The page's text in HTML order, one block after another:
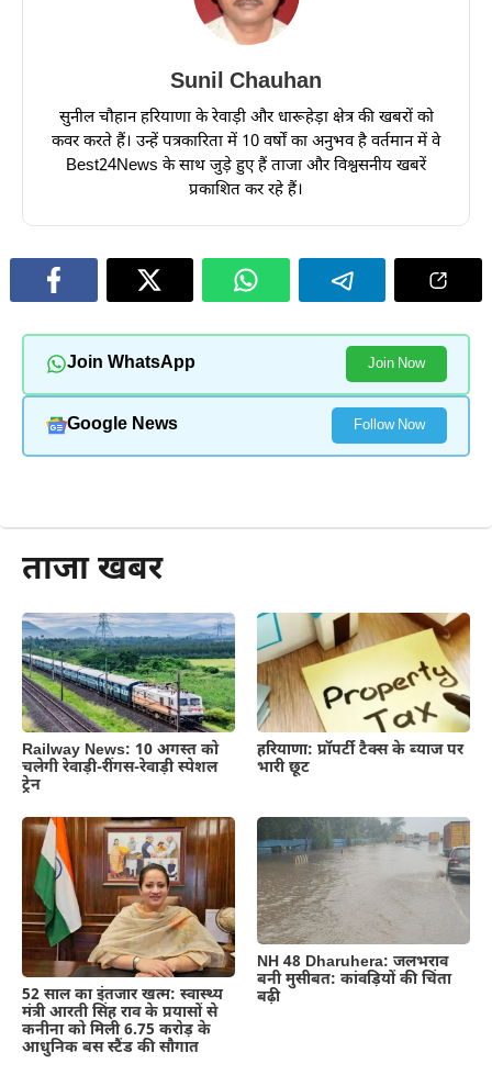
Sunil Chauhan
सुनील चौहान हरियाणा के रेवाड़ी और धारूहेड़ा क्षेत्र की खबरों को
कवर करते हैं। उन्हें पत्रकारिता में 10 वर्षों का अनुभव है वर्तमान में वे
Best24News के साथ जुड़े हुए हैं ताजा और विश्वसनीय खबरें
प्रकाशित कर रहे हैं।
Join WhatsApp Join Now
Google News Follow Now
ताजा खबर
Railway News: 10 अगस्त को
चलेगी रेवाड़ी-रींगस-रेवाड़ी स्पेशल
ट्रेन
हरियाणा: प्रॉपर्टी टैक्स के ब्याज पर
भारी छूट
52 साल का इंतजार खत्म: स्वास्थ्य
मंत्री आरती सिंह राव के प्रयासों से
कनीना को मिली 6.75 करोड़ के
आधुनिक बस स्टैंड की सौगात
NH 48 Dharuhera: जलभराव
बनी मुसीबत: कांवड़ियों की चिंता
बढ़ी